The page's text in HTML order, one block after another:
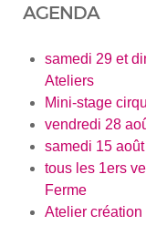
AGENDA
samedi 29 et
Ateliers
Mini-stage
vendredi 28
samedi 15
tous les 1ers
Ferme
Atelier création